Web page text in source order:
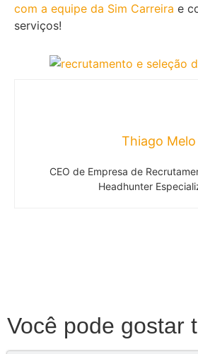
com a equipe da Sim Carreira e
serviços!
Thiago Melo
CEO de Empresa de
Headhunter
Você pode gostar